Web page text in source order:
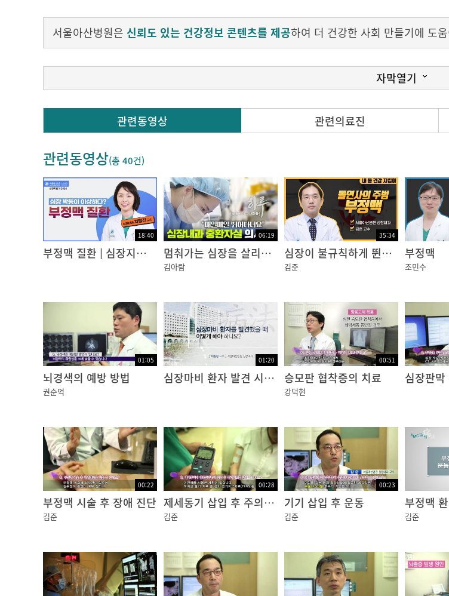
서울아산병원은 신뢰도 있는 건강정보 콘텐츠를 제공하여 더 건강한 사회 만들기에 도
자막열기
Q. 부정맥의 증상으로는 어떤 것들이 있나요?
가장 대표적인 증상이 평소에는 심장이 뛰는 것을 잘 느끼지 못하는데 부정맥 중 빠른
장이 두근두근 거리는 것을 느끼는 것이 흔한 증상입니다. 그러나 어떤 분들은 두근거
도 있습니다 .
그다음 두 번째로는 조기 수축이라는 아주 흔히 보는 부정맥이 있는데요 이런 부정맥
기도 합니다.
마지막으로 서맥성 부정맥의 경우에는 맥이 늦어지는 건데 이런 경우는 호흡곤란이나
관련동영상 관련의료진
관련동영상(총 40건)
18:40
부정맥 질환 | 심장지킴이 2024
06:19
멈춰가는 심장을 살리기 위해, 매일 치열한 사투를 벌이다 [심장내과 중환자실(CCU) 전담의사 편 - 하루;병원에 사는 사람들]
김아람
35:34
심장이 불규칙하게 뛴다? 돌연사의 주범 부정맥!
김준
부정맥
조민수
01:05
뇌경색의 예방 방법
권순억
01:20
심장마비 환자 발견 시 대처
00:51
승모판 협착증의 치료
강덕현
00:22
부정맥 시술 후 장애 진단
김준
00:28
제세동기 삽입 후 주의사항
김준
00:23
기기 삽입 후 운동
김준
부정맥
김준